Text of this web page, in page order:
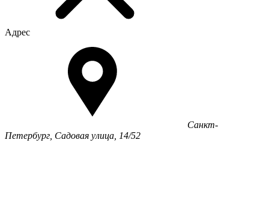
Адрес
Санкт-
Петербург, Садовая улица, 14/52